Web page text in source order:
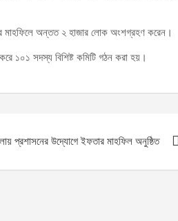
মাহফিলে অন্তত ২ হাজার লোক অংশগ্রহণ করেন।
১০১ সদস্য বিশিষ্ট কমিটি গঠন করা হয়।
প্রশাসনের উদ্যোগে ইফতার মাহফিল অনুষ্ঠিত